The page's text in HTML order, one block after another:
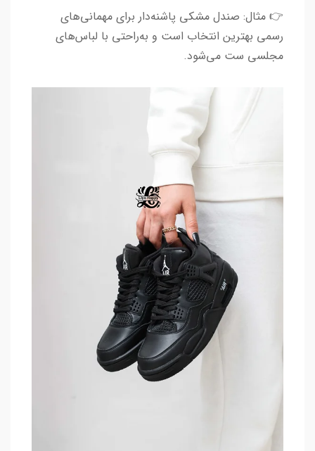
👉 مثال: صندل مشکی پاشنه‌دار برای مهمانی‌های
رسمی بهترین انتخاب است و به‌راحتی با لباس‌های
مجلسی ست می‌شود.